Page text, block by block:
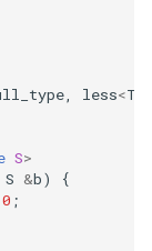
, less<T
S>
S &b)
{
0 ;